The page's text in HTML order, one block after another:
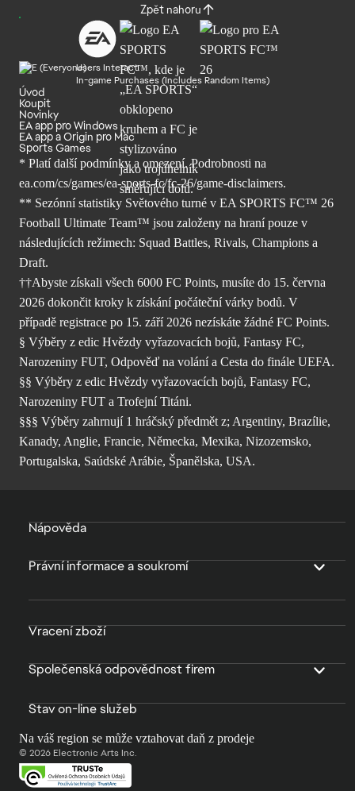
Zpět nahoru
Users Interact
In-game Purchases (Includes Random Items)
Úvod
Koupit
Novinky
EA app pro Windows
EA app a Origin pro Mac
Sports Games
* Platí další podmínky a omezení. Podrobnosti na
ea.com/cs/games/ea-sports-fc/fc-26/game-disclaimers.
** Sezónní statistiky Světového turné v EA SPORTS FC™ 26
Football Ultimate Team™ jsou založeny na hraní pouze v
následujících režimech: Squad Battles, Rivals, Champions a
Draft.
††Abyste získali všech 6000 FC Points, musíte do 15. června
2026 dokončit kroky k získání počáteční várky bodů. V
případě registrace po 15. září 2026 nezískáte žádné FC Points.
§ Výběry z edic Hvězdy vyřazovacích bojů, Fantasy FC,
Narozeniny FUT, Odpověď na volání a Cesta do finále UEFA.
§§ Výběry z edic Hvězdy vyřazovacích bojů, Fantasy FC,
Narozeniny FUT a Trofejní Titáni.
§§§ Výběry zahrnují 1 hráčský předmět z; Argentiny, Brazílie,
Kanady, Anglie, Francie, Německa, Mexika, Nizozemsko,
Portugalska, Saúdské Arábie, Španělska, USA.
Nápověda
Právní informace a soukromí
Vracení zboží
Společenská odpovědnost firem
Stav on-line služeb
Na váš region se může vztahovat daň z prodeje
© 2026 Electronic Arts Inc.